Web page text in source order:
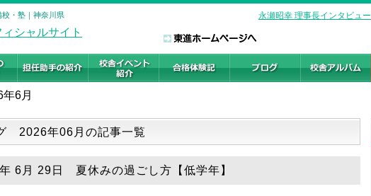
・塾｜神奈川県 永瀬昭幸 理事長インタビュー
6月
2026年06月の記事一覧
6月 29日 夏休みの過ごし方【低学年】